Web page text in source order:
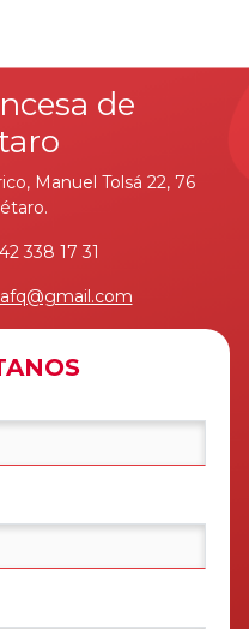
de
Manuel Tolsá 22, 76
338 17 31